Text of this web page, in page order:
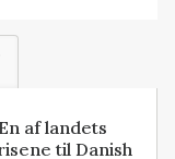
af landets
til Danish